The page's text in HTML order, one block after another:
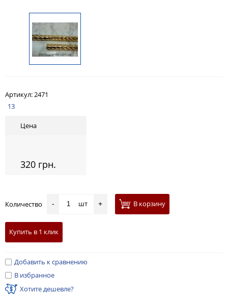
Артикул:2471
13
Цена
320 грн.
Количество - шт + В корзину
Купить в 1 клик
Добавить к сравнению
В избранное
Хотите дешевле?